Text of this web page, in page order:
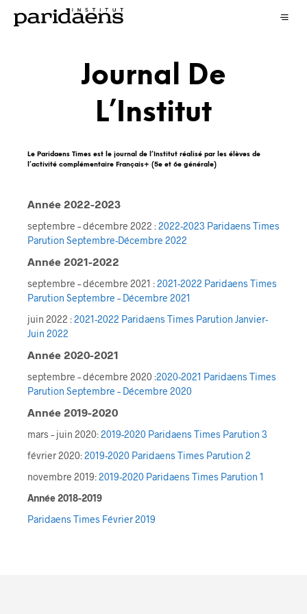
Journal De
L’Institut
Le Paridaens Times est le journal de l’Institut réalisé par les élèves de
l’activité complémentaire Français+ (5e et 6e générale)
Année 2022-2023
septembre – décembre 2022 :2022-2023 Paridaens Times
Parution Septembre-Décembre 2022
Année 2021-2022
septembre – décembre 2021 :2021-2022 Paridaens Times
Parution Septembre – Décembre 2021
juin 2022 :2021-2022 Paridaens Times Parution Janvier-
Juin 2022
Année 2020-2021
septembre – décembre 2020 :2020-2021 Paridaens Times
Parution Septembre – Décembre 2020
Année 2019-2020
mars – juin 2020:2019-2020 Paridaens Times Parution 3
février 2020:2019-2020 Paridaens Times Parution 2
novembre 2019:2019-2020 Paridaens Times Parution 1
Année 2018-2019
Paridaens Times Février 2019